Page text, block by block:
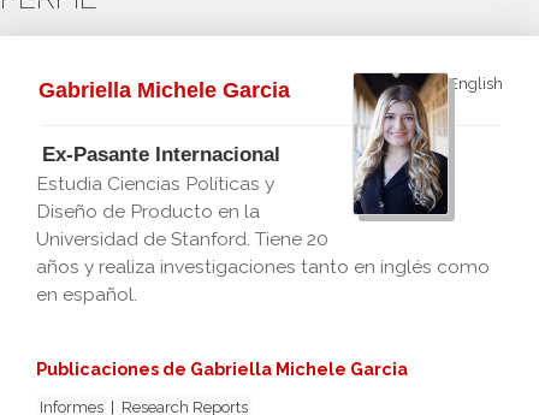
English
Gabriella Michele Garcia
Ex-Pasante Internacional
Estudia Ciencias Políticas y
Diseño de Producto en la
Universidad de Stanford. Tiene 20
años y realiza investigaciones tanto en inglés como
en español.
Publicaciones de Gabriella Michele Garcia
Informes
Research Reports